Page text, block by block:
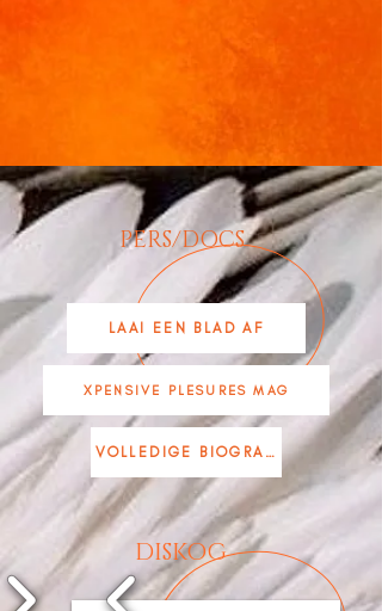
PERS/DOCS
LAAI EEN BLAD AF
XPENSIVE PLESURES MAG
VOLLEDIGE BIOGRAFIE
DISKOG